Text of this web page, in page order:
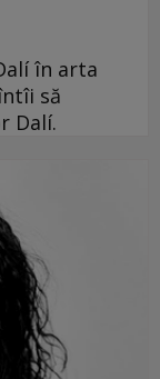
în arta
să
Dalí.